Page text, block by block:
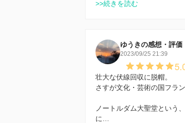
>>続きを読む
ゆうきの感想・評価
2023/09/25 21:39
壮大な伏線回収に脱帽。
さすが文化・芸術の国フラ
ノートルダム大聖堂という
に…